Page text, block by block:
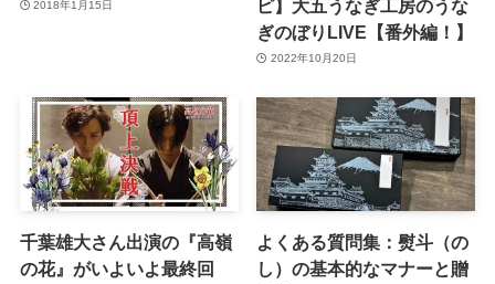
2018年1月15日
ピ】大五うなぎ工房のうな
ぎのぼりLIVE【番外編！】
2022年10月20日
千葉雄大さん出演の『高嶺
の花』がいよいよ最終回
よくある質問集：熨斗（の
し）の基本的なマナーと贈